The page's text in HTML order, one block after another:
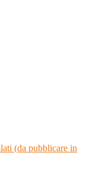
(da pubblicare in